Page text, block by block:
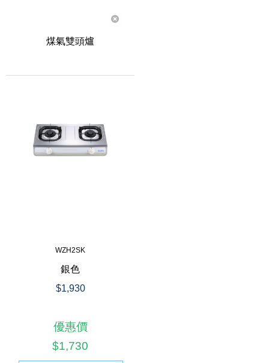
煤氣雙頭爐
WZH2SK
銀色
$1,930
優惠價
$1,730